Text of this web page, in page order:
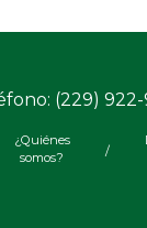
¿Quiénes